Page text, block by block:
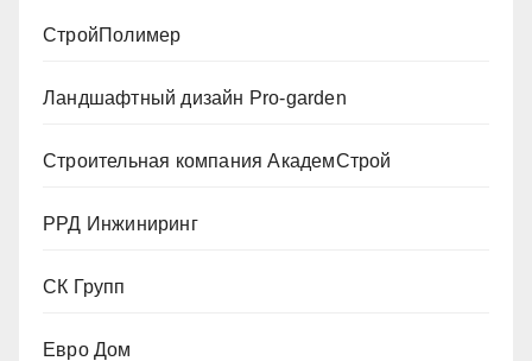
СтройПолимер
Ландшафтный дизайн Pro-garden
Строительная компания АкадемСтрой
РРД Инжиниринг
СК Групп
Евро Дом